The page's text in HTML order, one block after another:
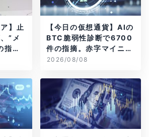
】止
”メ
指摘
【今日の仮想通貨】AIの
BTC脆弱性診断で6700
件の指摘。赤字マイニン
グ企業はAIに賭ける
2026/08/08